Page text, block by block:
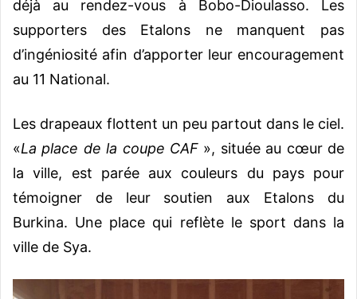
déjà au rendez-vous à Bobo-Dioulasso. Les
supporters des Etalons ne manquent pas
d’ingéniosité afin d’apporter leur encouragement
au 11 National.
Les drapeaux flottent un peu partout dans le ciel.
«La place de la coupe CAF », située au cœur de
la ville, est parée aux couleurs du pays pour
témoigner de leur soutien aux Etalons du
Burkina. Une place qui reflète le sport dans la
ville de Sya.